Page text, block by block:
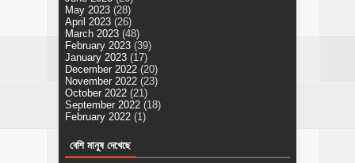
May 2023 (28)
April 2023 (26)
March 2023 (48)
February 2023 (39)
January 2023 (17)
December 2022 (20)
November 2022 (23)
October 2022 (21)
September 2022 (18)
February 2022 (1)
বেশি মানুষ দেখেছে